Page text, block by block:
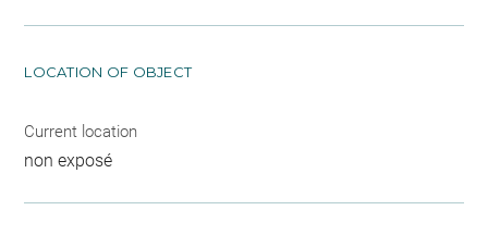
LOCATION OF OBJECT
Current location
non exposé